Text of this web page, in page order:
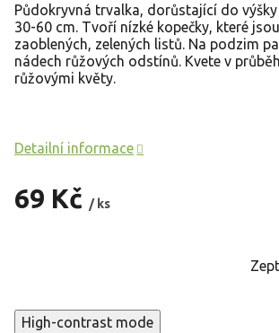
69 Kč / ks
Půdokryvná trvalka, dorůstající do
30-60 cm. Tvoří nízké kopečky, které
zaoblených, zelených listů. Na podzim
nádech růžových odstínů. Kvete v
růžovými květy.
Detailní informace
High-contrast mode